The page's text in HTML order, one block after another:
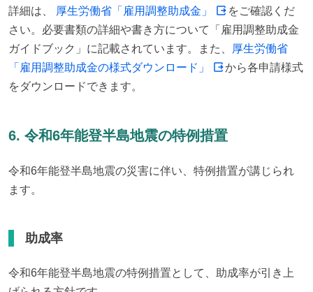
詳細は、 厚生労働省「雇用調整助成金」
をご確認くだ
さい。必要書類の詳細や書き方について「雇用調整助成金
ガイドブック」に記載されています。また、
厚生労働省
「雇用調整助成金の様式ダウンロード」
から各申請様式
をダウンロードできます。
6. 令和6年能登半島地震の特例措置
令和6年能登半島地震の災害に伴い、特例措置が講じられ
ます。
助成率
令和6年能登半島地震の特例措置として、助成率が引き上